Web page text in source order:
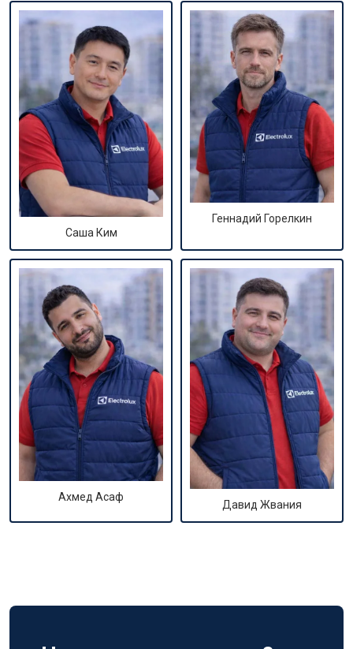
Саша Ким
Геннадий Горелкин
Ахмед Асаф
Давид Жвания